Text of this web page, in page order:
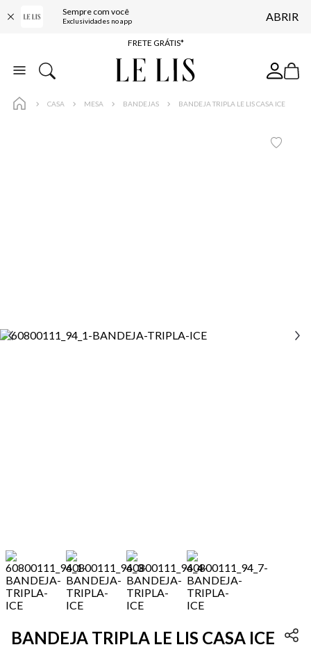
Sempre com você
Exclusividades no app ABRIR
ENTREGA EXPRESSA*
FRETE GRÁTIS*
BAIXE O APP
CASA MESA BANDEJAS BANDEJA TRIPLA LE LIS CASA ICE
BANDEJA TRIPLA LE LIS CASA ICE